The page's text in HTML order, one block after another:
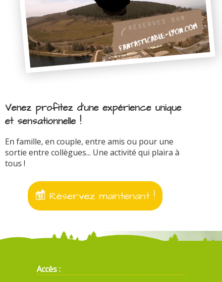
Venez profitez d'une expérience unique
et sensationnelle !
En famille, en couple, entre amis ou pour une
sortie entre collègues... Une activité qui plaira à
tous !
Réservez maintenant !
Accès :